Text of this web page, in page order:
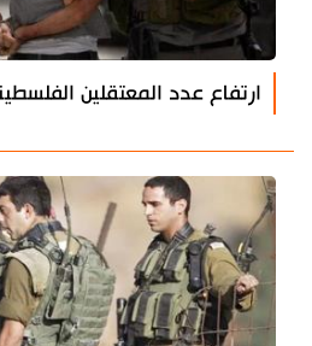
ارتفاع عدد المعتقلين